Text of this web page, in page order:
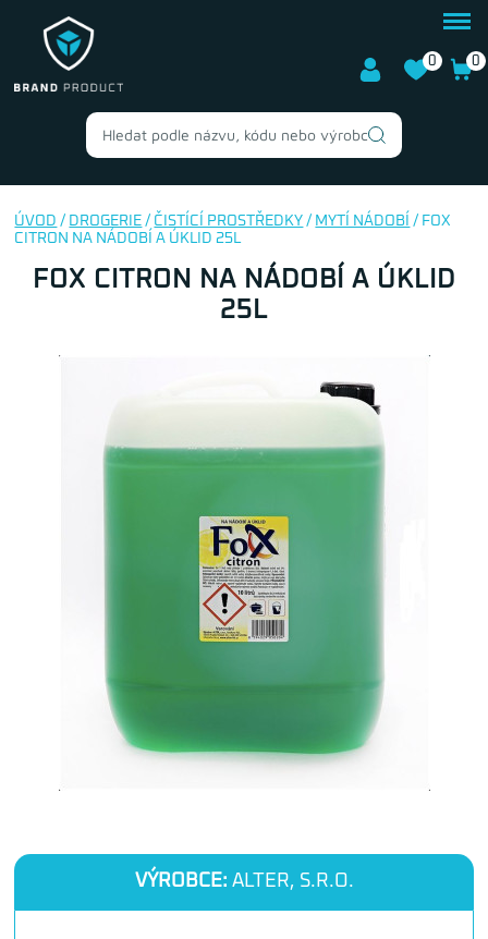
0 0
ÚVOD / DROGERIE / ČISTÍCÍ PROSTŘEDKY / MYTÍ NÁDOBÍ / FOX
CITRON NA NÁDOBÍ A ÚKLID 25L
FOX CITRON NA NÁDOBÍ A ÚKLID
25L
VÝROBCE: ALTER, S.R.O.